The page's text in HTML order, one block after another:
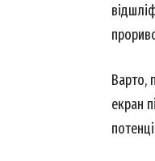
Варто,
екран